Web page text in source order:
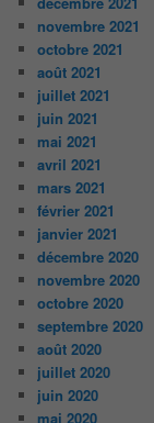
novembre 2021
octobre 2021
août 2021
juillet 2021
juin 2021
mai 2021
avril 2021
mars 2021
février 2021
janvier 2021
décembre 2020
novembre 2020
octobre 2020
septembre 2020
août 2020
juillet 2020
juin 2020
mai 2020